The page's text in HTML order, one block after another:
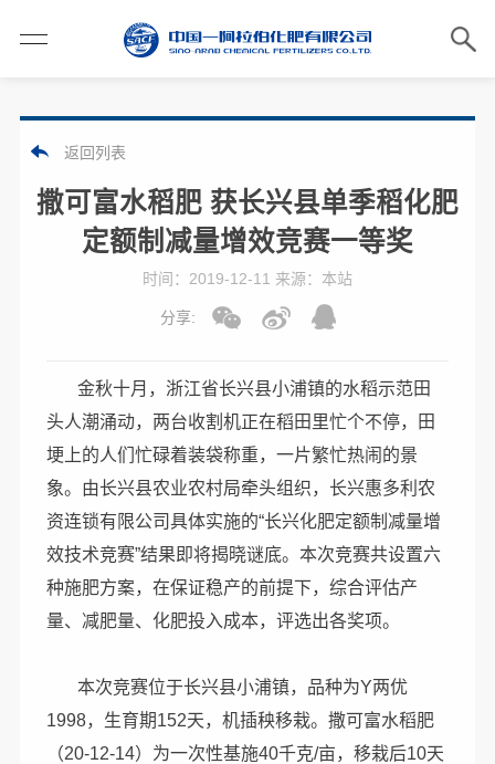
返回列表
撒可富水稻肥 获长兴县单季稻化肥
定额制减量增效竞赛一等奖
时间：2019-12-11 来源：本站
分享:
金秋十月，浙江省长兴县小浦镇的水稻示范田
头人潮涌动，两台收割机正在稻田里忙个不停，田
埂上的人们忙碌着装袋称重，一片繁忙热闹的景
象。由长兴县农业农村局牵头组织，长兴惠多利农
资连锁有限公司具体实施的“长兴化肥定额制减量增
效技术竞赛”结果即将揭晓谜底。本次竞赛共设置六
种施肥方案，在保证稳产的前提下，综合评估产
量、减肥量、化肥投入成本，评选出各奖项。
本次竞赛位于长兴县小浦镇，品种为Y两优
1998，生育期152天，机插秧移栽。撒可富水稻肥
（20-12-14）为一次性基施40千克/亩，移栽后10天